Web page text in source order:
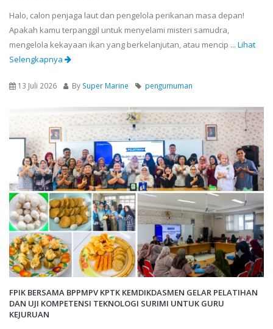
Halo, calon penjaga laut dan pengelola perikanan masa depan!
Apakah kamu terpanggil untuk menyelami misteri samudra,
mengelola kekayaan ikan yang berkelanjutan, atau mencip ... Lihat
Selengkapnya
13 Juli 2026 By Super Marine pengumuman
FPIK BERSAMA BPPMPV KPTK KEMDIKDASMEN GELAR PELATIHAN
DAN UJI KOMPETENSI TEKNOLOGI SURIMI UNTUK GURU
KEJURUAN